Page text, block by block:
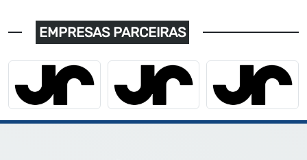
EMPRESAS PARCEIRAS